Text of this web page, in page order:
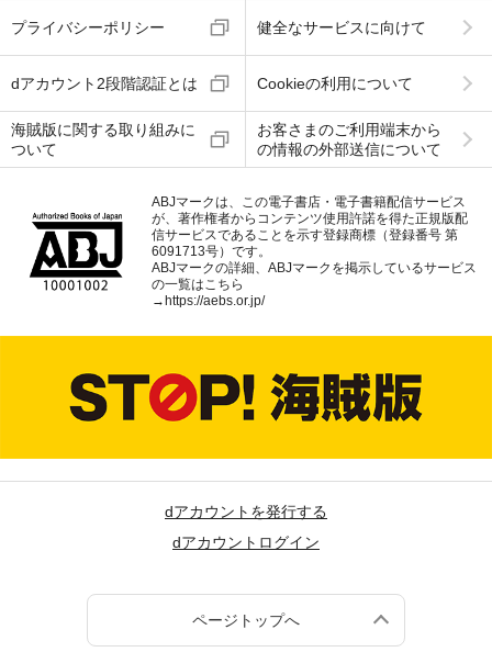
プライバシーポリシー 健全なサービスに向けて
dアカウント2段階認証とは Cookieの利用について
海賊版に関する取り組みに
ついて
お客さまのご利用端末から
の情報の外部送信について
ABJマークは、この電子書店・電子書籍配信サービス
が、著作権者からコンテンツ使用許諾を得た正規版配
信サービスであることを示す登録商標（登録番号 第
6091713号）です。
ABJマークの詳細、ABJマークを掲示しているサービス
の一覧はこちら
→ https://aebs.or.jp/
dアカウントを発行する
dアカウントログイン
ページトップへ